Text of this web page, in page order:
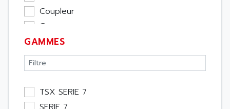
Coupleur
Cpu
Ecran
Entrée / Sortie
Memoire
Module Métier
Moteur
GAMMES
TSX SERIE 7